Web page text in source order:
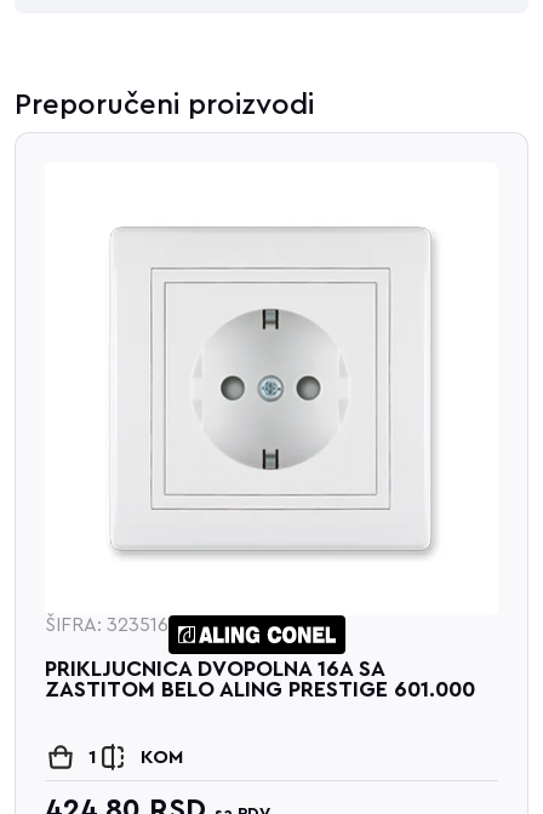
Preporučeni proizvodi
DVOPOLNA 16A SA
BELO ALING PRESTIGE 601.000
4431.0